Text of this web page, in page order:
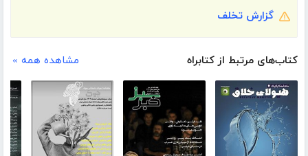
گزارش تخلف
کتاب‌های مرتبط از کتابراه مشاهده همه »